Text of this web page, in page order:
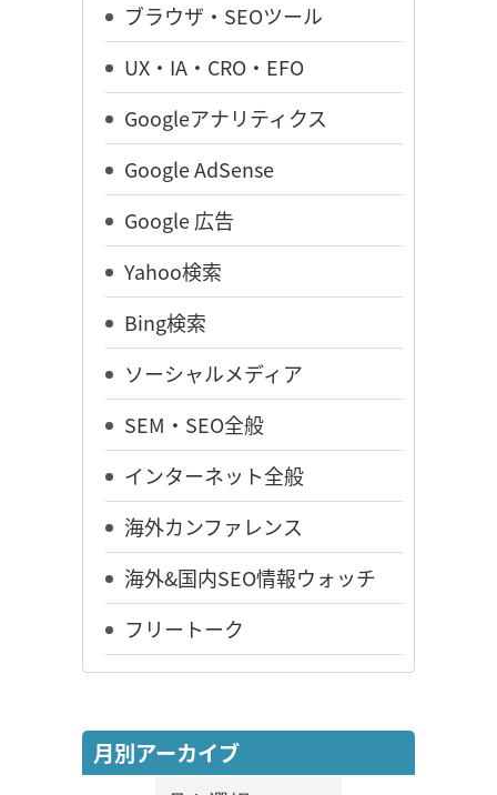
ブラウザ・SEOツール
UX・IA・CRO・EFO
Googleアナリティクス
Google AdSense
Google 広告
Yahoo検索
Bing検索
ソーシャルメディア
SEM・SEO全般
インターネット全般
海外カンファレンス
海外&国内SEO情報ウォッチ
フリートーク
月別アーカイブ